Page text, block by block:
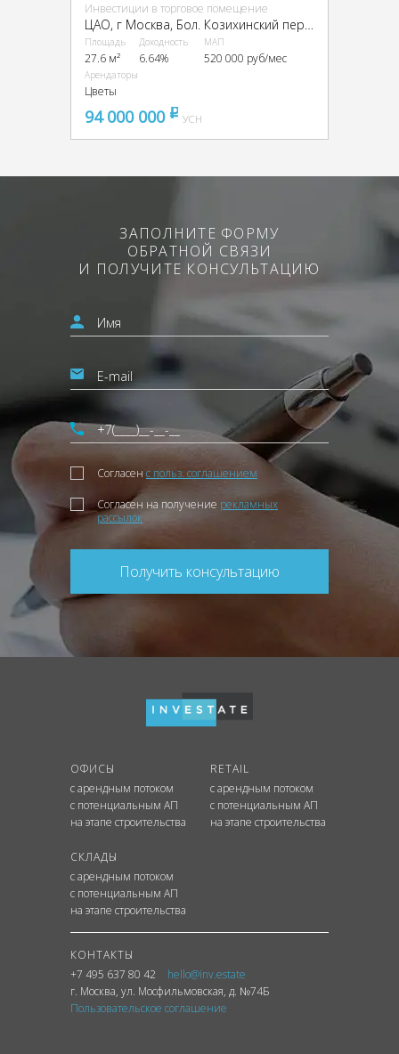
Инвестиции в торговое помещение
ЦАО, г Москва, Бол. Козихинский пер., 4
Площадь
27.6 м²
Доходность
6.64%
МАП
520 000 руб/мес
Арендаторы
Цветы
94 000 000 pуб
УСН
ЗАПОЛНИТЕ ФОРМУ
ОБРАТНОЙ СВЯЗИ
И ПОЛУЧИТЕ КОНСУЛЬТАЦИЮ
Согласен с польз. соглашением
Согласен на получение рекламных
рассылок
Получить консультацию
ОФИСЫ
с арендным потоком
с потенциальным АП
на этапе строительства
RETAIL
с арендным потоком
с потенциальным АП
на этапе строительства
СКЛАДЫ
с арендным потоком
с потенциальным АП
на этапе строительства
КОНТАКТЫ
+7 495 637 80 42
hello@inv.estate
г. Москва, ул. Мосфильмовская, д. №74Б
Пользовательское соглашение